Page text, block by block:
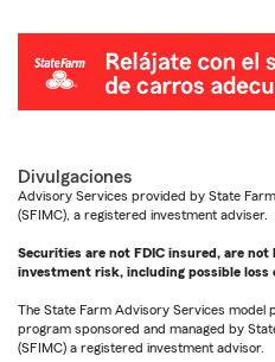
Divulgaciones
Advisory Services provided by State
(SFIMC), a registered investment adviser.
Securities are not FDIC insured, are
investment risk, including possible loss
The State Farm Advisory Services model
program sponsored and managed by
(SFIMC) a registered investment advisor.